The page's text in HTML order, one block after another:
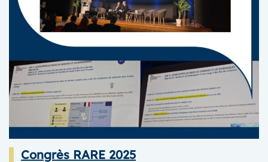
Congrès RARE 2025